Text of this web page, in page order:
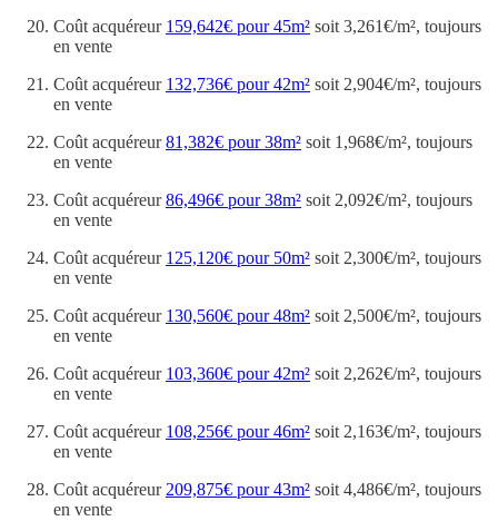
Coût acquéreur 159,642€ pour 45m² soit 3,261€/m², toujours
en vente
Coût acquéreur 132,736€ pour 42m² soit 2,904€/m², toujours
en vente
Coût acquéreur81,382€ pour 38m² soit 1,968€/m², toujours
en vente
Coût acquéreur86,496€ pour 38m² soit 2,092€/m², toujours
en vente
Coût acquéreur 125,120€ pour 50m² soit 2,300€/m², toujours
en vente
Coût acquéreur 130,560€ pour 48m² soit 2,500€/m², toujours
en vente
Coût acquéreur 103,360€ pour 42m² soit 2,262€/m², toujours
en vente
Coût acquéreur 108,256€ pour 46m² soit 2,163€/m², toujours
en vente
Coût acquéreur 209,875€ pour 43m² soit 4,486€/m², toujours
en vente